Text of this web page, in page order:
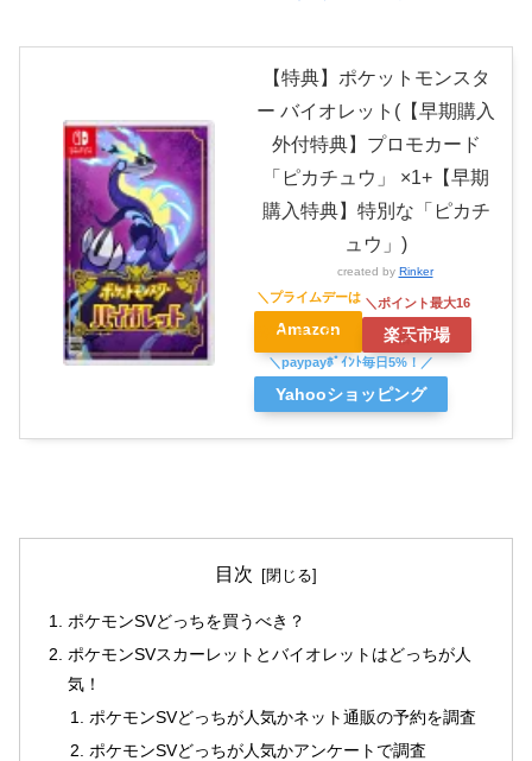
【特典】ポケットモンスタ
ー バイオレット(【早期購入
外付特典】プロモカード
「ピカチュウ」 ×1+【早期
購入特典】特別な「ピカチ
ュウ」)
created by Rinker
Amazon 楽天市場
Yahooショッピング
目次
ポケモンSVどっちを買うべき？
ポケモンSVスカーレットとバイオレットはどっちが人
気！
ポケモンSVどっちが人気かネット通販の予約を調査
ポケモンSVどっちが人気かアンケートで調査